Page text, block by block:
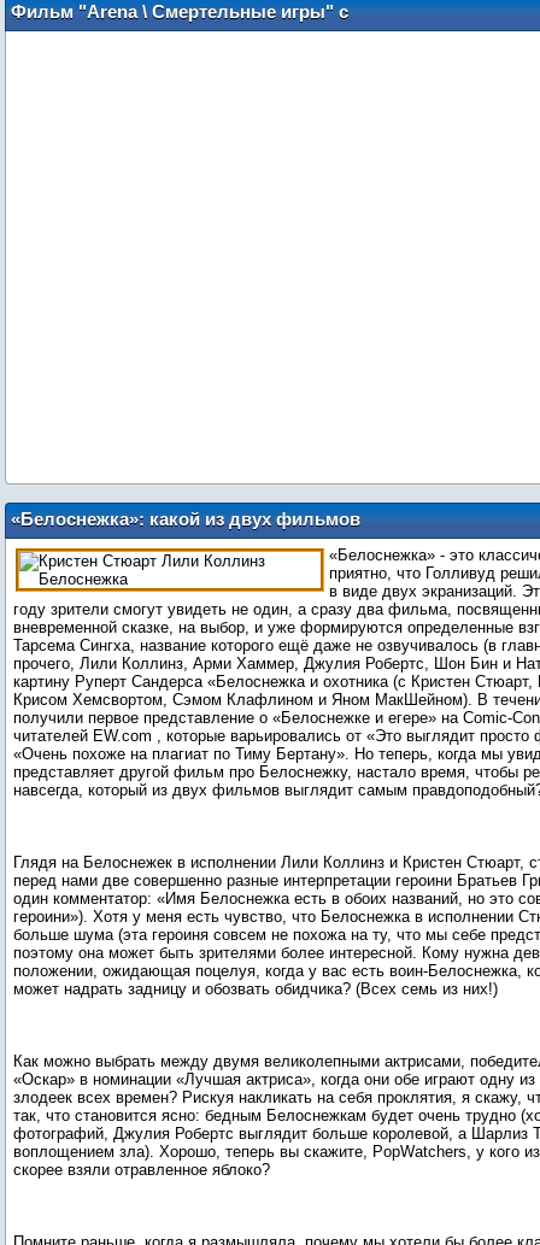
Фильм "Arena \ Смертельные игры" с
Келланом Латсом (русский язык)
«Белоснежка»: какой из двух фильмов
выглядит самым правдоподобным?
«Белоснежка» - это
приятно, что Голливуд
в виде двух экранизаций.
году зрители смогут увидеть не один, а сразу два фильма,
вневременной сказке, на выбор, и уже формируются определенные
Тарсема Сингха, название которого ещё даже не озвучивалось (в
прочего, Лили Коллинз, Арми Хаммер, Джулия Робертс, Шон Бин и
картину Руперт Сандерса «Белоснежка и охотника (с Кристен
Крисом Хемсвортом, Сэмом Клафлином и Яном МакШейном). В
получили первое представление о «Белоснежке и егере» на Comic-
читателей EW.com , которые варьировались от «Это выглядит просто
«Очень похоже на плагиат по Тиму Бертану». Но теперь, когда мы
представляет другой фильм про Белоснежку, настало время, чтобы
навсегда, который из двух фильмов выглядит самым
Глядя на Белоснежек в исполнении Лили Коллинз и Кристен Стюарт,
перед нами две совершенно разные интерпретации героини Братьев
один комментатор: «Имя Белоснежка есть в обоих названий, но это
героини»). Хотя у меня есть чувство, что Белоснежка в исполнении
больше шума (эта героиня совсем не похожа на ту, что мы себе
поэтому она может быть зрителями более интересной. Кому нужна
положении, ожидающая поцелуя, когда у вас есть воин-Белоснежка,
может надрать задницу и обозвать обидчика? (Всех семь из них!)
Как можно выбрать между двумя великолепными актрисами,
«Оскар» в номинации «Лучшая актриса», когда они обе играют одну
злодеек всех времен? Рискуя накликать на себя проклятия, я скажу,
так, что становится ясно: бедным Белоснежкам будет очень трудно
фотографий, Джулия Робертс выглядит больше королевой, а Шарлиз
воплощением зла). Хорошо, теперь вы скажите, PopWatchers, у кого
скорее взяли отравленное яблоко?